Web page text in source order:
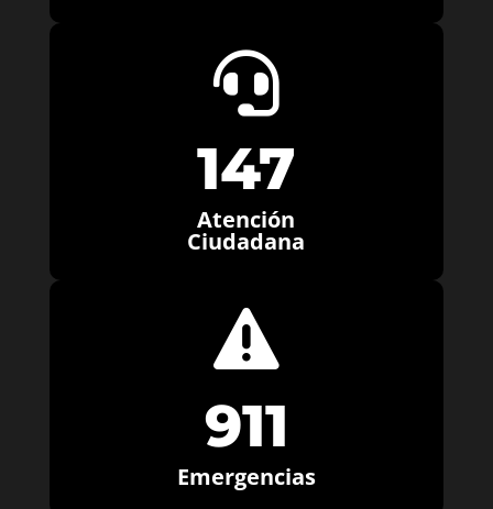

147
Atención
Ciudadana

911
Emergencias